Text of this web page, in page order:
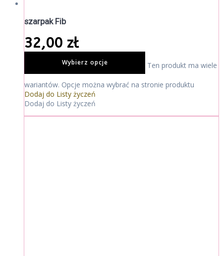
szarpak Fib
32,00 zł
Wybierz opcje Ten produkt ma wiele
wariantów. Opcje można wybrać na stronie produktu
Dodaj do Listy życzeń
Dodaj do Listy życzeń